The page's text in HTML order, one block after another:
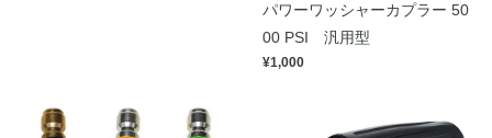
パワーワッシャーカプラー 50
00 PSI 汎用型
¥1,000